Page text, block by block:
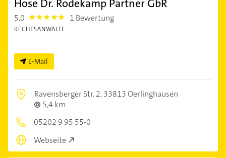
Hose Dr. Rodekamp Partner GbR
5,0 5.0 1 Bewertung
RECHTSANWÄLTE
E-Mail
Ravensberger Str. 2,33813 Oerlinghausen
5,4 km
05202 9 95 55-0
Webseite